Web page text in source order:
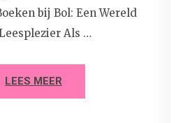
bij Bol: Een Wereld
Als …
LEES MEER